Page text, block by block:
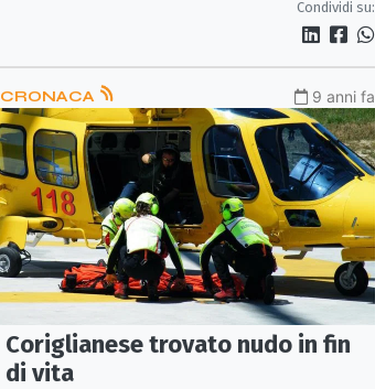
Condividi su:
CRONACA 9 anni fa
Coriglianese trovato nudo in fin
di vita